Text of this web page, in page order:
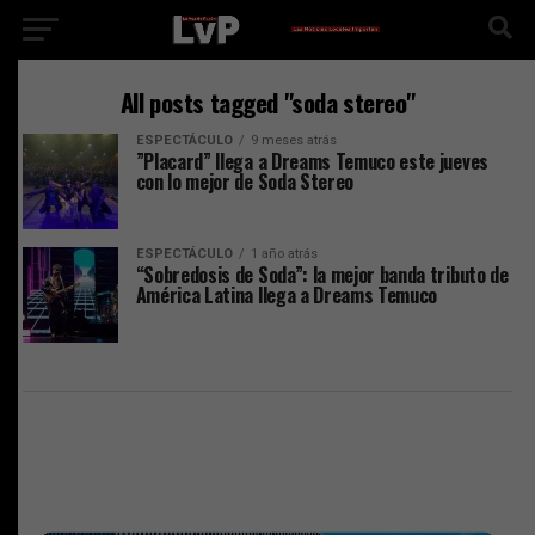
All posts tagged "soda stereo"
ESPECTÁCULO 9 meses atrás
”Placard” llega a Dreams Temuco este jueves
con lo mejor de Soda Stereo
ESPECTÁCULO 1 año atrás
“Sobredosis de Soda”: la mejor banda tributo de
América Latina llega a Dreams Temuco